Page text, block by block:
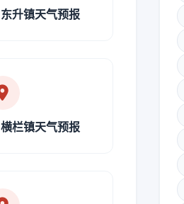
东升镇天气预报
横栏镇天气预报